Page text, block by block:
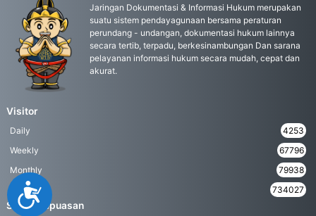
Accessibility
Jaringan Dokumentasi & Informasi Hukum merupakan
suatu sistem pendayagunaan bersama peraturan
perundang - undangan, dokumentasi hukum lainnya
secara tertib, terpadu, berkesinambungan Dan sarana
pelayanan informasi hukum secara mudah, cepat dan
akurat.
Visitor
Daily
4253
Weekly
67796
Monthly
79938
Yearly
734027
Survei Kepuasan